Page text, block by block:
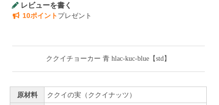
レビューを書く
10ポイントプレゼント
ククイチョーカー 青 hlac-kuc-blue【std】
原材料 ククイの実（ククイナッツ）